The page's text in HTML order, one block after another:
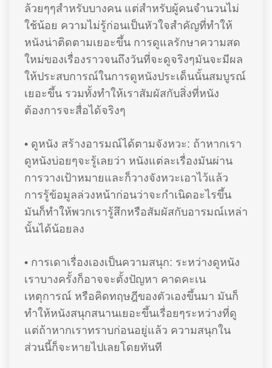
ล้วยๆๆสำหรับบางคน แต่สำหรับผู้คนจำนวนไม่
ใช้น้อย ความไม่รู้ก่อนเป็นหัวใจสำคัญที่ทำให้
หนังน่าติดตามเยอะขึ้น การดูแลรักษาความสด
ใหม่ของเรื่องราวจนถึงวันที่จะดูจริงๆมันจะมีผล
ให้ประสบการณ์ในการดูหนังประเด็นนั้นสมบูรณ์
เยอะขึ้น รวมทั้งทำให้เราสัมผัสกับสิ่งที่หนัง
ต้องการจะสื่อได้จริงๆ
• ดูหนัง สร้างอารมณ์ได้ตามจังหวะ: ถ้าหากเรา
ดูหนังบ่อยๆจะรู้เลยว่า หนังแต่ละเรื่องมันผ่าน
การวางเป้าหมายและก็วางจังหวะเอาไว้แล้ว
การรู้ข้อมูลล่วงหน้าก่อนว่าจะกำเนิดอะไรขึ้น
มันก็ทำให้พวกเรารู้สึกหรือสัมผัสกับอารมณ์เหล่า
นั้นได้น้อยลง
• การเดาเรื่องเองเป็นความสนุก: ระหว่างดูหนัง
เราบางครั้งก็อาจจะตั้งปัญหา คาดคะเน
เหตุการณ์ หรือคิดทฤษฎีของตัวเองขึ้นมา มันก็
ทำให้หนังสนุกสนานเยอะขึ้นเรื่อยๆระหว่างที่ดู
แต่ถ้าหากเราทราบก่อนอยู่แล้ว ความสนุกใน
ส่วนนี้ก็จะหายไปเลยโดยทันที